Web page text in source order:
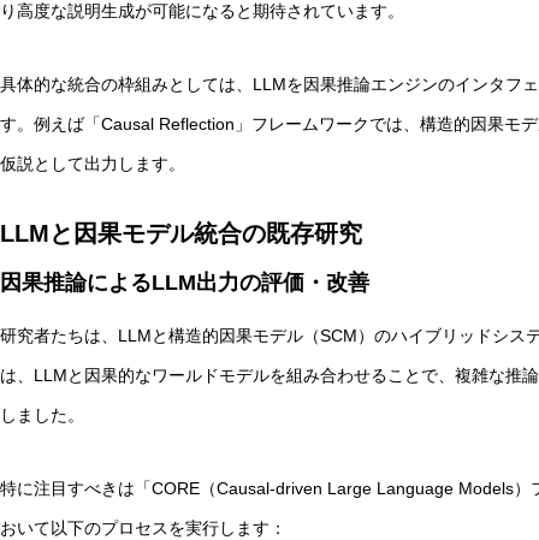
り高度な説明生成が可能になると期待されています。
具体的な統合の枠組みとしては、LLMを因果推論エンジンのインタフ
す。例えば「Causal Reflection」フレームワークでは、構造的因果モ
仮説として出力します。
LLMと因果モデル統合の既存研究
因果推論によるLLM出力の評価・改善
研究者たちは、LLMと構造的因果モデル（SCM）のハイブリッドシス
は、LLMと因果的なワールドモデルを組み合わせることで、複雑な推
しました。
特に注目すべきは「CORE（Causal-driven Large Language Models
おいて以下のプロセスを実行します：